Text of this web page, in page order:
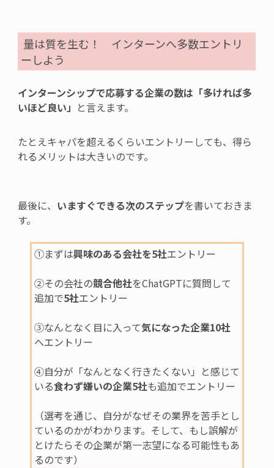
量は質を生む！ インターンへ多数エントリ
ーしよう
インターンシップで応募する企業の数は「多ければ多
いほど良い」 と言えます。
たとえキャパを超えるくらいエントリーしても、得ら
れるメリットは大きいのです。
最後に、 いますぐできる次のステップを書いておきま
す。
①まずは興味のある会社を5社エントリー
②その会社の競合他社をChatGPTに質問して
追加で5社エントリー
③なんとなく目に入って気になった企業10社
へエントリー
④自分が「なんとなく行きたくない」と感じて
いる食わず嫌いの企業5社も追加でエントリー
（選考を通じ、自分がなぜその業界を苦手とし
ているのかがわかります。そして、もし誤解が
とけたらその企業が第一志望になる可能性もあ
るのです）